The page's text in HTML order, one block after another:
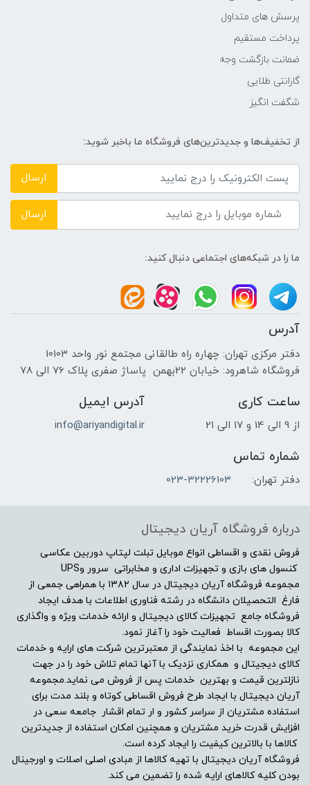
حافظه دستگاه
---
نوع حافظه داخلی
1TB HDD + 128GB M2 SSD
سازنده پردازنده گرافیکی
NVIDIA
اندازه صفحه نمایش
14"
نوع صفحه نمایش
(1080×FHD (1920
دقت صفحه نمایش
-
صفحه نمایش مات
پرسش های متداول
پرداخت مستقیم
ضمانت بازگشت وجه
گارانتی طلایی
شگفت انگیز
از تخفیف‌ها و جدیدترین‌های فروشگاه ما باخبر شوید:
ارسال
ارسال
ما را در شبکه‌های اجتماعی دنبال کنید:
آدرس
دفتر مرکزی تهران: چهاره راه طالقانی مجتمع نور واحد 10103
فروشگاه شاهرود: خیابان 22بهمن پاساژ صفری پلاک 76 الی 78
ساعت کاری
از 9 الی 14 و 17 الی 21
آدرس ایمیل
info@ariyandigital.ir
شماره تماس
دفتر تهران: 023-32226103
درباره فروشگاه آریان دیجیتال
فروش نقدی و اقساطی انواع موبایل تبلت لپتاپ دوربین عکاسی
کنسول های بازی و تجهیزات اداری و مخابراتی سرور وUPS
مجموعه فروشگاه آریان دیجیتال در سال ۱۳۸۲ با همراهی جمعی از
فارغ التحصیلان دانشگاه در رشته فناوری اطلاعات با هدف ایجاد
فروشگاه جامع تجهیزات کالای دیجیتال و ارائه خدمات ویژه و واگذاری
کالا بصورت اقساط فعالیت خود را آغاز نمود.
این مجموعه با اخذ نمایندگی از معتبرترین شرکت های ارایه و خدمات
کالای دیجیتال و همکاری نزدیک با آنها تمام تلاش خود را در جهت
نازلترین قیمت و بهترین خدمات پس از فروش می نماید.مجموعه
آریان دیجیتال با ایجاد طرح فروش اقساطی کوتاه و بلند مدت برای
استفاده مشتریان از سراسر کشور و ار تمام اقشار جامعه سعی در
افزایش قدرت خرید مشتریان و همچنین امکان استفاده از جدیدترین
کالاها با بالاترین کیفیت را ایجاد کرده است.
فروشگاه آریان دیجیتال با تهیه کالاها از مبادی اصلی اصلات و اورجینال
بودن کلیه کالاهای ارایه شده را تضمین می کند.